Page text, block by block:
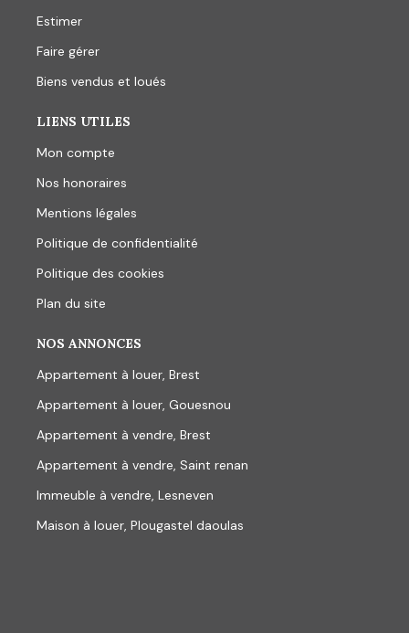
Estimer
Faire gérer
Biens vendus et loués
LIENS UTILES
Mon compte
Nos honoraires
Mentions légales
Politique de confidentialité
Politique des cookies
Plan du site
NOS ANNONCES
Appartement à louer, Brest
Appartement à louer, Gouesnou
Appartement à vendre, Brest
Appartement à vendre, Saint renan
Immeuble à vendre, Lesneven
Maison à louer, Plougastel daoulas